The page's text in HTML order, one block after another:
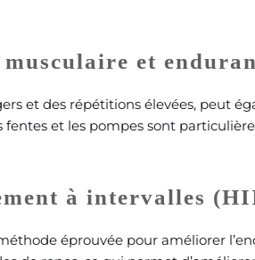
et
et des répétitions élevées, peut
fentes et les pompes sont
à intervalles
éprouvée pour améliorer